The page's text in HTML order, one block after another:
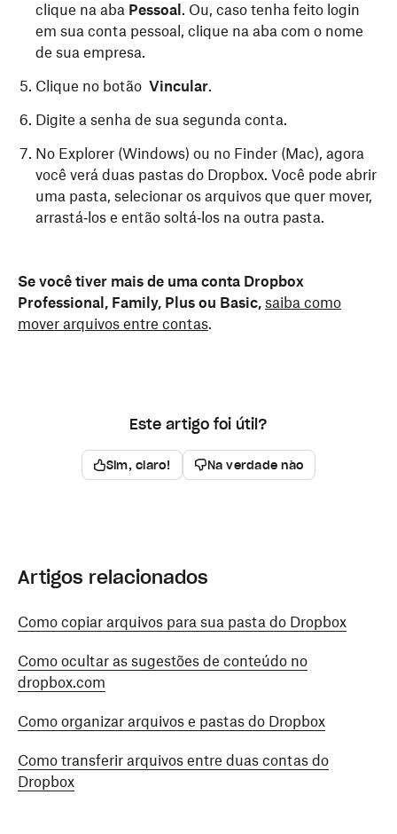
clique na aba Pessoal . Ou, caso tenha feito login
em sua conta pessoal, clique na aba com o nome
de sua empresa.
Clique no botão Vincular.
Digite a senha de sua segunda conta.
No Explorer (Windows) ou no Finder (Mac), agora
você verá duas pastas do Dropbox. Você pode abrir
uma pasta, selecionar os arquivos que quer mover,
arrastá‑los e então soltá‑los na outra pasta.
Se você tiver mais de uma conta Dropbox
Professional, Family, Plus ou Basic, saiba como
mover arquivos entre contas.
Este artigo foi útil?
Sim, claro! Na verdade não
Artigos relacionados
Como copiar arquivos para sua pasta do Dropbox
Como ocultar as sugestões de conteúdo no
dropbox.com
Como organizar arquivos e pastas do Dropbox
Como transferir arquivos entre duas contas do
Dropbox